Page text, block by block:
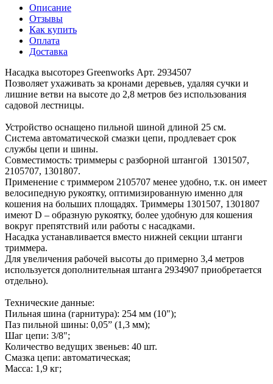
Описание
Отзывы
Как купить
Оплата
Доставка
Насадка высоторез Greenworks Арт. 2934507
Позволяет ухаживать за кронами деревьев, удаляя сучки и
лишние ветви на высоте до 2,8 метров без использования
садовой лестницы.
Устройство оснащено пильной шиной длиной 25 см.
Система автоматической смазки цепи, продлевает срок
службы цепи и шины.
Совместимость: триммеры с разборной штангой 1301507,
2105707, 1301807.
Применение с триммером 2105707 менее удобно, т.к. он имеет
велосипедную рукоятку, оптимизированную именно для
кошения на больших площадях. Триммеры 1301507, 1301807
имеют D – образную рукоятку, более удобную для кошения
вокруг препятствий или работы с насадками.
Насадка устанавливается вместо нижней секции штанги
триммера.
Для увеличения рабочей высоты до примерно 3,4 метров
используется дополнительная штанга 2934907 приобретается
отдельно).
Технические данные:
Пильная шина (гарнитура): 254 мм (10");
Паз пильной шины: 0,05” (1,3 мм);
Шаг цепи: 3/8";
Количество ведущих звеньев: 40 шт.
Смазка цепи: автоматическая;
Масса: 1,9 кг;